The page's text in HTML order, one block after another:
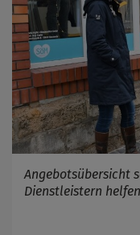
Angebotsübersicht
Dienstleistern helfen